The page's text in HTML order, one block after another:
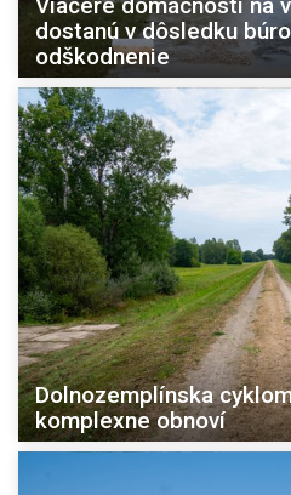
dostanú v dôsledku
odškodnenie
Dolnozemplínska
komplexne obnoví